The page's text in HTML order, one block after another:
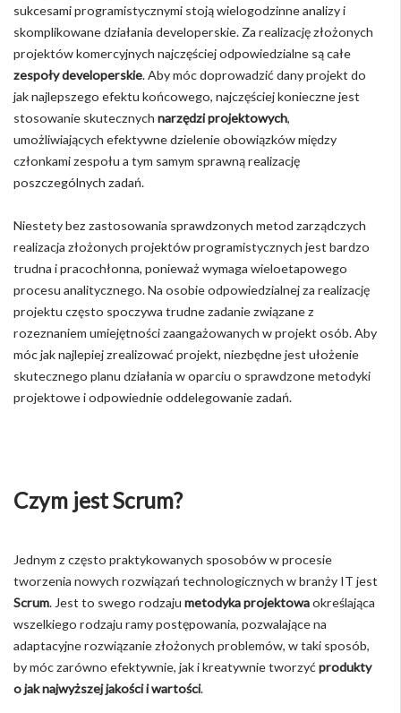
sukcesami programistycznymi stoją wielogodzinne analizy i
skomplikowane działania developerskie. Za realizację złożonych
projektów komercyjnych najczęściej odpowiedzialne są całe
zespoły developerskie. Aby móc doprowadzić dany projekt do
jak najlepszego efektu końcowego, najczęściej konieczne jest
stosowanie skutecznych narzędzi projektowych,
umożliwiających efektywne dzielenie obowiązków między
członkami zespołu a tym samym sprawną realizację
poszczególnych zadań.
Niestety bez zastosowania sprawdzonych metod zarządczych
realizacja złożonych projektów programistycznych jest bardzo
trudna i pracochłonna, ponieważ wymaga wieloetapowego
procesu analitycznego. Na osobie odpowiedzialnej za realizację
projektu często spoczywa trudne zadanie związane z
rozeznaniem umiejętności zaangażowanych w projekt osób. Aby
móc jak najlepiej zrealizować projekt, niezbędne jest ułożenie
skutecznego planu działania w oparciu o sprawdzone metodyki
projektowe i odpowiednie oddelegowanie zadań.
Czym jest Scrum?
Jednym z często praktykowanych sposobów w procesie
tworzenia nowych rozwiązań technologicznych w branży IT jest
Scrum. Jest to swego rodzaju metodyka projektowaokreślająca
wszelkiego rodzaju ramy postępowania, pozwalające na
adaptacyjne rozwiązanie złożonych problemów, w taki sposób,
by móc zarówno efektywnie, jak i kreatywnie tworzyć produkty
o jak najwyższej jakości i wartości.